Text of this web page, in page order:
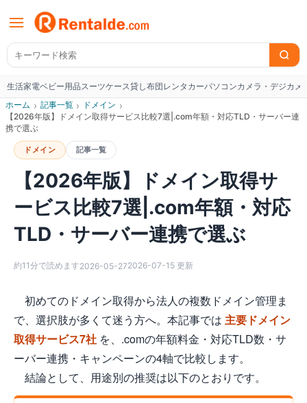
生活家電ベビー用品スーツケース貸し布団レンタカーパソコンカメラ・デジカメ
ホーム › 記事一覧 › ドメイン ›
【2026年版】ドメイン取得サービス比較7選|.com年額・対応TLD・サーバー連
携で選ぶ
ドメイン 記事一覧
【2026年版】ドメイン取得サ
ービス比較7選|.com年額・対応
TLD・サーバー連携で選ぶ
約11分で読めます2026-05-272026-07-15 更新
初めてのドメイン取得から法人の複数ドメイン管理ま
で、選択肢が多くて迷う方へ。本記事では 主要ドメイン
取得サービス7社 を、.comの年額料金・対応TLD数・サ
ーバー連携・キャンペーンの4軸で比較します。
結論として、用途別の推奨は以下のとおりです。